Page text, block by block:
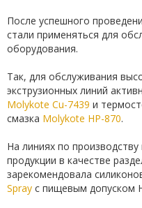
После успешного
стали применяться для
оборудования.
Так, для обслуживания
экструзионных линий
Molykote Cu-7439 и
смазка Molykote HP-870.
На линиях по
продукции в качестве
зарекомендовала
Spray с пищевым допуском